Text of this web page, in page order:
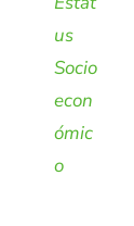
us
Socio
econ
ómic
o